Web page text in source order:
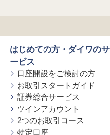
はじめての方・ダイワのサ
ービス
口座開設をご検討の方
お取引スタートガイド
証券総合サービス
ツインアカウント
2つのお取引コース
特定口座